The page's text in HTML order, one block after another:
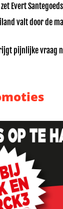
zet Evert
valt door de
pijnlijke vraag